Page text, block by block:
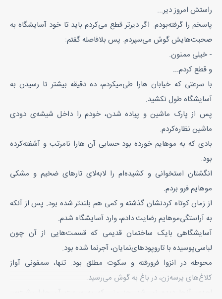
راستش امروز دیر...
پاسخم را گرفته‌بودم. اگر دیرتر قطع می‌کردم باید تا خود آسایشگاه به
صحبت‌هایش گوش می‌سپردم. پس بلافاصله گفتم:
- خیلی ممنون.
و قطع کردم...
با سرعتی که خیابان هارا طی‌میکردم، ده دقیقه بیشتر تا رسیدن به
آسایشگاه طول نکشید.
پس از پارک ماشین و پیاده شدن، خودم را داخل شیشه‌ی دودی
ماشین نظاره‌کردم.
بادی که به موهایم خورده بود حسابی آن هارا نامرتب و آشفته‌کرده
بود.
انگشتان استخوانی و کشیده‌ام را لابه‌لای تارهای ضخیم و مشکی
موهایم فرو بردم.
از زمان کوتاه کردنشان گذشته‌ و کمی هم بلندتر شده بود. پس از آنکه
به آراستگی‌موهایم رضایت دادم، وارد آسایشگاه شدم.
آسایشگاهی ‌بایک ساختمان قدیمی که قسمت‌هایی از آن چون
لباسی‌پوسیده با تاروپودهای‌نمایان، آجرنما شده بود.
محوطه در انزوا فرورفته و سکوت مطلق بود. تنها، سمفونی آواز
کلاغ‌های پرسه‌زن، در باغ به گوش می‌رسید.